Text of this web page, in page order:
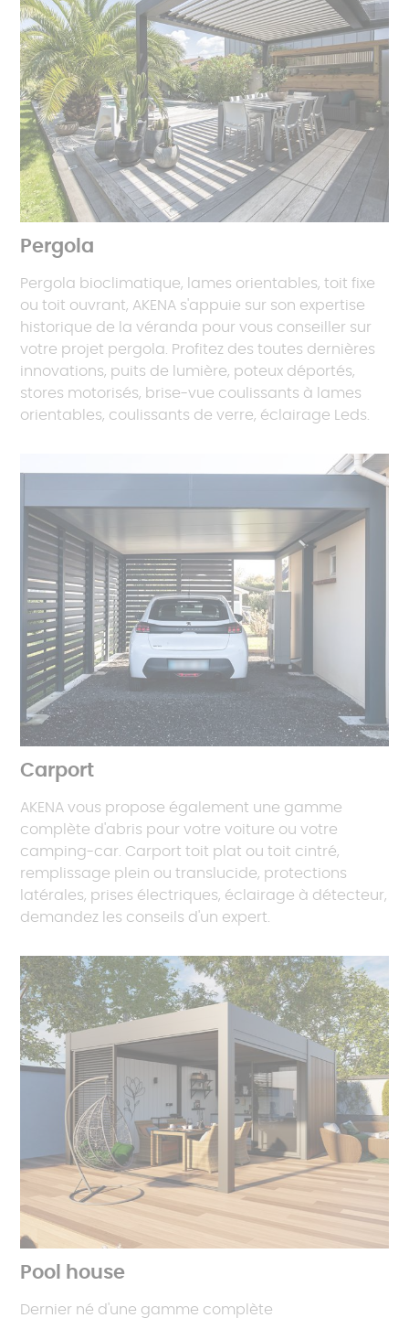
Pergola
Pergola bioclimatique, lames orientables, toit fixe
ou toit ouvrant, AKENA s'appuie sur son expertise
historique de la véranda pour vous conseiller sur
votre projet pergola. Profitez des toutes dernières
innovations, puits de lumière, poteux déportés,
stores motorisés, brise-vue coulissants à lames
orientables, coulissants de verre, éclairage Leds.
Carport
AKENA vous propose également une gamme
complète d'abris pour votre voiture ou votre
camping-car. Carport toit plat ou toit cintré,
remplissage plein ou translucide, protections
latérales, prises électriques, éclairage à détecteur,
demandez les conseils d'un expert.
Pool house
Dernier né d'une gamme complète